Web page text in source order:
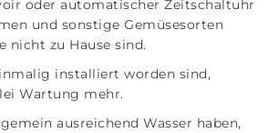
oder automatischer Zeitschaltuhr
und sonstige Gemüsesorten
nicht zu Hause sind.
installiert worden sind,
Wartung mehr.
ausreichend Wasser haben,